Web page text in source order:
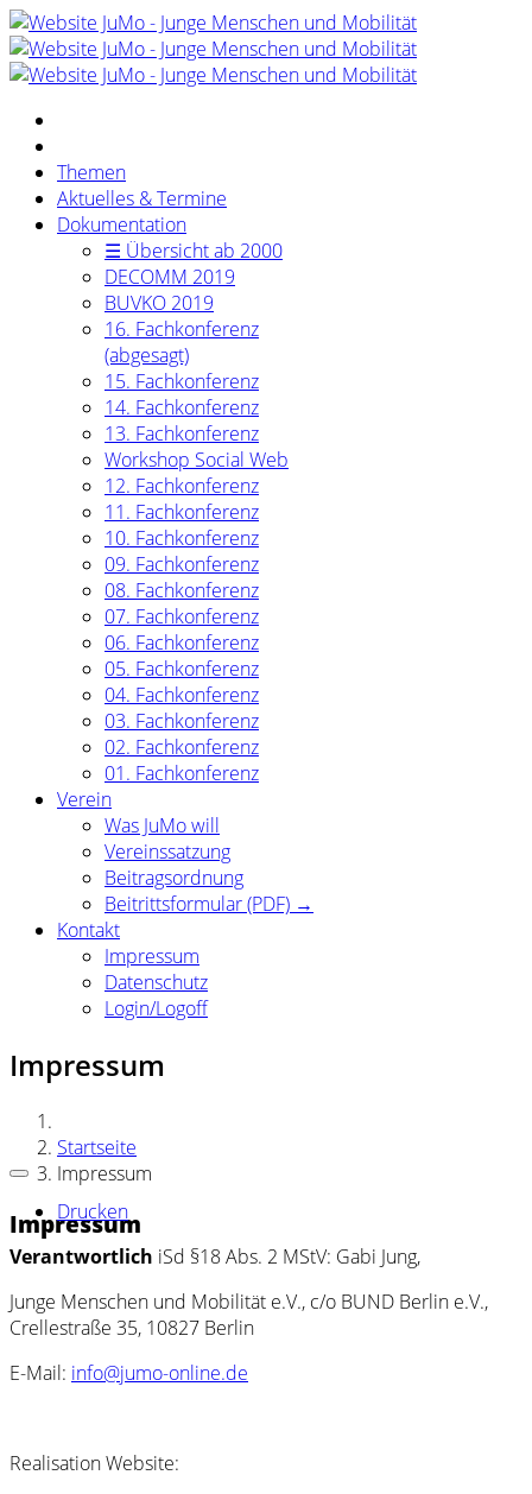
Themen
Aktuelles & Termine
Dokumentation
☰ Übersicht ab 2000
DECOMM 2019
BUVKO 2019
16. Fachkonferenz
(abgesagt)
15. Fachkonferenz
14. Fachkonferenz
13. Fachkonferenz
Workshop Social Web
12. Fachkonferenz
11. Fachkonferenz
10. Fachkonferenz
09. Fachkonferenz
08. Fachkonferenz
07. Fachkonferenz
06. Fachkonferenz
05. Fachkonferenz
04. Fachkonferenz
03. Fachkonferenz
02. Fachkonferenz
01. Fachkonferenz
Verein
Was JuMo will
Vereinssatzung
Beitragsordnung
Beitrittsformular (PDF) →
Kontakt
Impressum
Datenschutz
Login/Logoff
Impressum
Startseite
Impressum
Impressum
Drucken
Verantwortlich iSd §18 Abs. 2 MStV: Gabi Jung,
Junge Menschen und Mobilität e.V., c/o BUND Berlin e.V.,
Crellestraße 35, 10827 Berlin
E-Mail: info@jumo-online.de
Realisation Website: